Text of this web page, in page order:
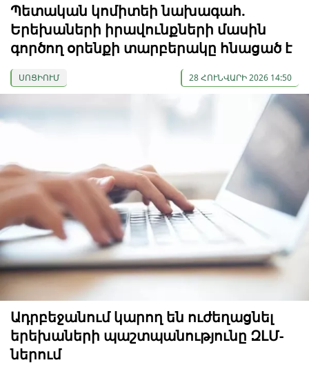
Պետական ​​կոմիտեի նախագահ.
Երեխաների իրավունքների մասին
գործող օրենքի տարբերակը հնացած է
ՍՈՑԻՈՒՄ 28 ՀՈՒՆՎԱՐԻ 2026 14:50
Ադրբեջանում կարող են ուժեղացնել
երեխաների պաշտպանությունը ԶԼՄ-
ներում